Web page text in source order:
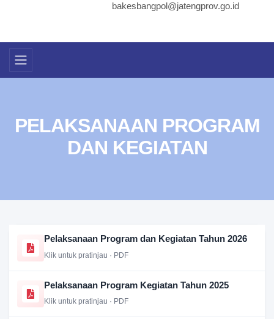
bakesbangpol@jatengprov.go.id
PELAKSANAAN PROGRAM
DAN KEGIATAN
Pelaksanaan Program dan Kegiatan Tahun 2026
Klik untuk pratinjau · PDF
Pelaksanaan Program Kegiatan Tahun 2025
Klik untuk pratinjau · PDF